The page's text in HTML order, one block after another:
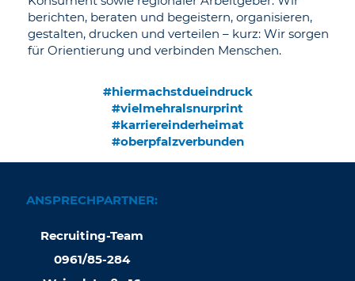
berichten, beraten und begeistern, organisieren,
gestalten, drucken und verteilen – kurz: Wir sorgen
für Orientierung und verbinden Menschen.
#hiermachstdueindruck
#vielmehralsnurprint
#karriereinderheimat
#oberpfalzverbunden
ANSPRECHPARTNER:
Recruiting-Team
0961/85-284